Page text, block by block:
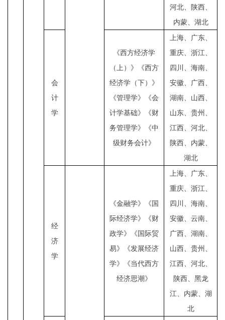
河北、陕西、
内蒙、湖北
会
计
学
《西方经济学
（上）》《西方
经济学（下）》
《管理学》《会
计学基础》《财
务管理学》《中
级财务会计》
上海、广东、
重庆、浙江、
四川、海南、
安徽、广西、
湖南、山西、
山东、贵州、
江西、河北、
陕西、内蒙、
湖北
经
济
学
《金融学》《国
际经济学》《财
政学》《国际贸
易》《发展经济
学》《当代西方
经济思潮》
上海、广东、
重庆、浙江、
四川、海南、
安徽、云南、
广西、湖南、
山西、贵州、
江西、河北、
陕西、黑龙
江、内蒙、湖
北